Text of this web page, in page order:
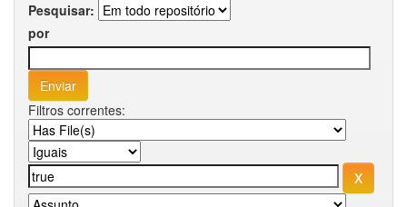
Pesquisar:
por
Filtros correntes: